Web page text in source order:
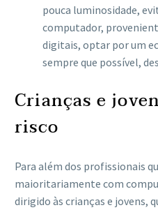
pouca luminosidade,
computador,
digitais, optar por um
sempre que possível,
Crianças e
risco
Para além dos profissionais
maioritariamente com
dirigido às crianças e jovens,